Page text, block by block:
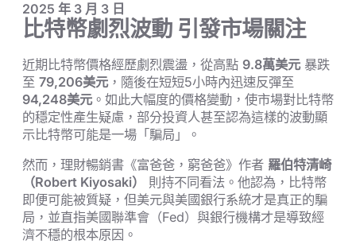
2025 年 3 月 3 日
比特幣劇烈波動 引發市場關注
近期比特幣價格經歷劇烈震盪，從高點 9.8萬美元暴跌
至 79,206美元，隨後在短短5小時內迅速反彈至
94,248美元。如此大幅度的價格變動，使市場對比特幣
的穩定性產生疑慮，部分投資人甚至認為這樣的波動顯
示比特幣可能是一場「騙局」。
然而，理財暢銷書《富爸爸，窮爸爸》作者 羅伯特清崎
（Robert Kiyosaki）
則持不同看法。他認為，比特幣
即便可能被質疑，但美元與美國銀行系統才是真正的騙
局，並直指美國聯準會（Fed）與銀行機構才是導致經
濟不穩的根本原因。